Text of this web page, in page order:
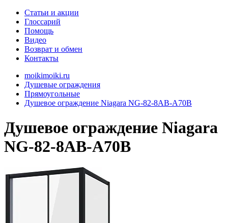
Статьи и акции
Глоссарий
Помощь
Видео
Возврат и обмен
Контакты
moikimoiki.ru
Душевые ограждения
Прямоугольные
Душевое ограждение Niagara NG-82-8AB-A70B
Душевое ограждение Niagara
NG-82-8AB-A70B